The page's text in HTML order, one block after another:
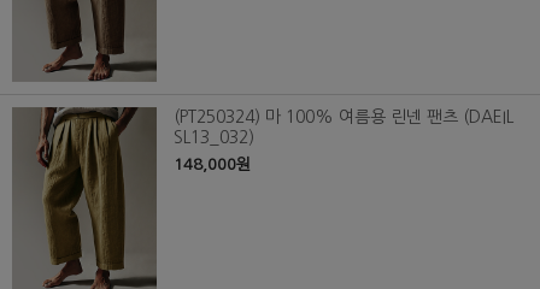
(PT250324) 마 100% 여름용 린넨 팬츠 (DAEIL
SL13_032)
148,000원